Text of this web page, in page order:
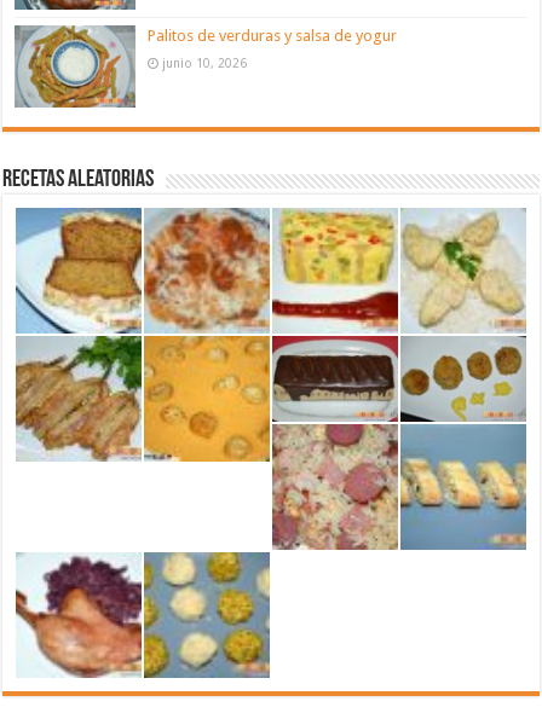
Palitos de verduras y salsa de yogur
junio 10, 2026
Recetas aleatorias